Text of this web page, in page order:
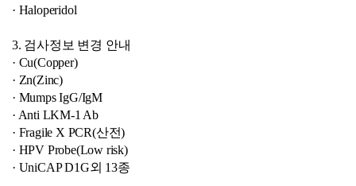
· Haloperidol
3. 검사정보 변경 안내
· Cu(Copper)
· Zn(Zinc)
· Mumps IgG/IgM
· Anti LKM-1 Ab
· Fragile X PCR(산전)
· HPV Probe(Low risk)
· UniCAP D1G외 13종